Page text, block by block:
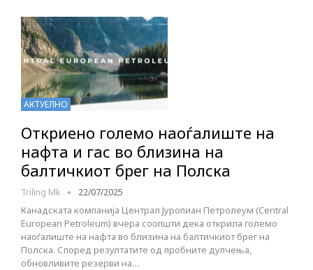
АКТУЕЛНО
Откриено големо наоѓалиште на
нафта и гас во близина на
балтичкиот брег на Полска
Triling Mk 22/07/2025
Канадската компанија Централ Јуропиан Петролеум (Central
European Petroleum) вчера соопшти дека открила големо
наоѓалиште на нафта во близина на балтичкиот брег на
Полска. Според резултатите од пробните дупчења,
обновливите резерви на…